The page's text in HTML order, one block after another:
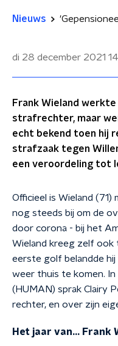
Nieuws
di 28 december 2021
Frank Wieland
strafrechter, maar
echt bekend toen hij
strafzaak tegen
een veroordeling tot
Officieel is Wieland (71)
nog steeds bij om de
door corona - bij het
Wieland kreeg zelf ook
eerste golf belandde hij
weer thuis te komen. In
(HUMAN) sprak Clairy
rechter, en over zijn
Het jaar van... Frank